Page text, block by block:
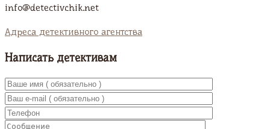
info@detectivchik.net
Адреса детективного агентства
Написать детективам